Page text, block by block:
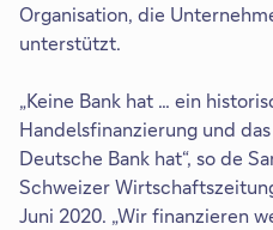
Organisation, die
unterstützt.
„Keine Bank hat … ein
Handelsfinanzierung und
Deutsche Bank hat“, so de
Schweizer
Juni 2020. „Wir finanzieren